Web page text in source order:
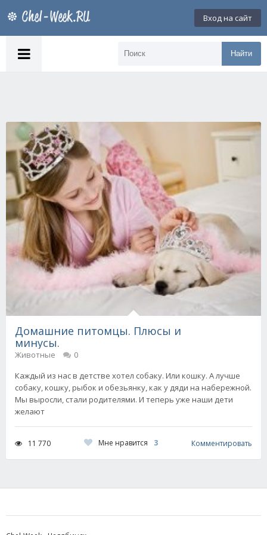
Вход на сайт
Найти
Домашние питомцы. Плюсы и
минусы.
Животные
0
Каждый из нас в детстве хотел собаку. Или кошку. А лучше
собаку, кошку, рыбок и обезьянку, как у дяди на набережной.
Мы выросли, стали родителями. И теперь уже наши дети
желают
11 770 Мне нравится 3 Комментировать